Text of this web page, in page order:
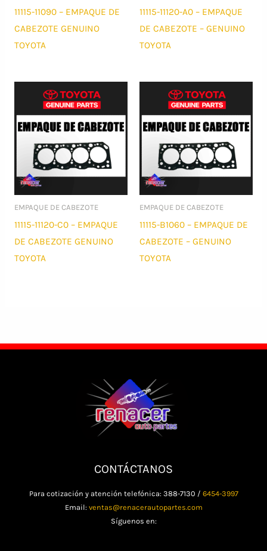
11115-11090 – EMPAQUE DE
CABEZOTE GENUINO
TOYOTA
11115-11120-A0 – EMPAQUE
DE CABEZOTE – GENUINO
TOYOTA
EMPAQUE DE CABEZOTE
11115-11120-C0 – EMPAQUE
DE CABEZOTE GENUINO
TOYOTA
EMPAQUE DE CABEZOTE
11115-B1060 – EMPAQUE DE
CABEZOTE – GENUINO
TOYOTA
CONTÁCTANOS
Para cotización y atención telefónica: 388-7130 / 6454-3997
Email: ventas@renacerautopartes.com
Síguenos en: